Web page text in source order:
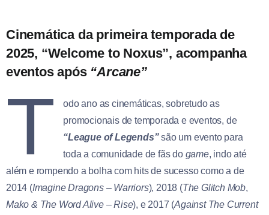
Cinemática da primeira temporada de
2025, “Welcome to Noxus”, acompanha
eventos após “Arcane”
T
odo ano as cinemáticas, sobretudo as
promocionais de temporada e eventos, de
“League of Legends”são um evento para
toda a comunidade de fãs do game, indo até
além e rompendo a bolha com hits de sucesso como a de
2014 (Imagine Dragons– Warriors), 2018 (The Glitch Mob,
Mako & The Word Alive–Rise), e 2017 (Against The Current